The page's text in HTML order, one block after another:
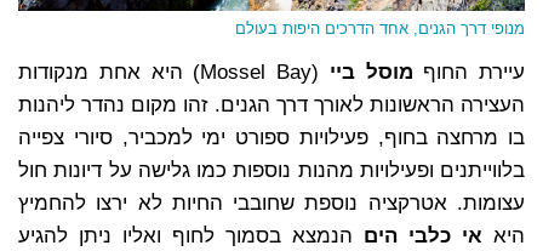
מנופי דרך הגנים, אחד הדרכים היפות בעולם
עיירת החוף מוסל ביי
(Mossel Bay) היא אחת מנקודות
העצירה הראשונות לאורך דרך הגנים. זהו מקום נהדר ליהנות
בו מרחצה בחוף, פעילויות ספורט ימי למכביר, סיורי צפייה
בלווייתנים ופעילויות מהנות נוספות כמו גלישה על דיונות חול
עצומות. אטרקציה נוספת שחובבי החיות לא ירצו להחמיץ
היא אי כלבי הים הנמצא בסמוך לחוף ואליו ניתן להגיע